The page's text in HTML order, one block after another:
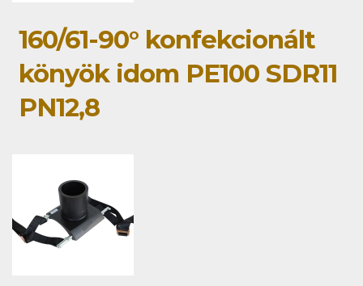
160/61-90° konfekcionált
könyök idom PE100 SDR11
PN12,8